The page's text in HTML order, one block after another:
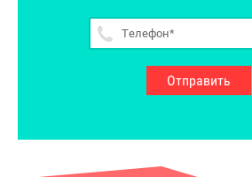
Отправить